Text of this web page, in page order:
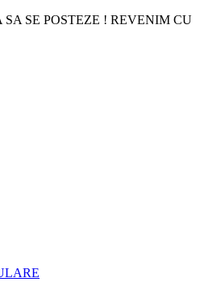
SE POSTEZE ! REVENIM CU